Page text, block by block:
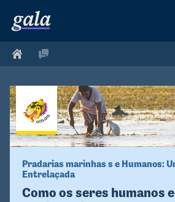
Pradarias marinhas s e Humanos:
Entrelaçada
Como os seres humanos